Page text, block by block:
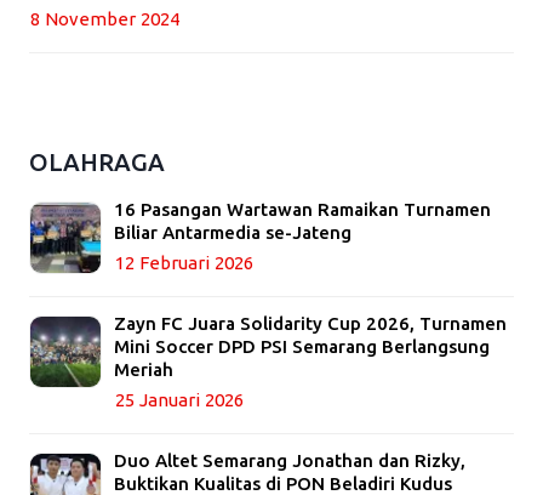
8 November 2024
OLAHRAGA
16 Pasangan Wartawan Ramaikan Turnamen
Biliar Antarmedia se-Jateng
12 Februari 2026
Zayn FC Juara Solidarity Cup 2026, Turnamen
Mini Soccer DPD PSI Semarang Berlangsung
Meriah
25 Januari 2026
Duo Altet Semarang Jonathan dan Rizky,
Buktikan Kualitas di PON Beladiri Kudus